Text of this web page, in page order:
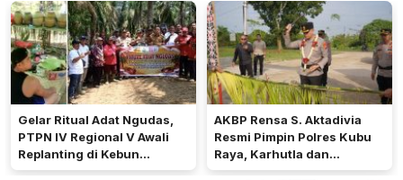
Gelar Ritual Adat Ngudas,
PTPN IV Regional V Awali
Replanting di Kebun
Kembayan
AKBP Rensa S. Aktadivia
Resmi Pimpin Polres Kubu
Raya, Karhutla dan
Pelayanan Publik Jadi